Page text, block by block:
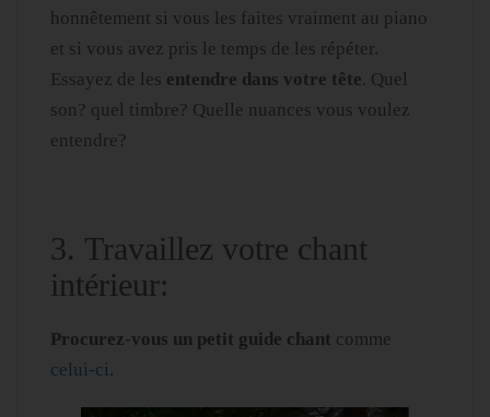
honnêtement si vous les faites vraiment au piano
et si vous avez pris le temps de les répéter.
Essayez de les entendre dans votre tête. Quel
son? quel timbre? Quelle nuances vous voulez
entendre?
3. Travaillez votre chant
intérieur:
Procurez-vous un petit guide chant comme
celui-ci .